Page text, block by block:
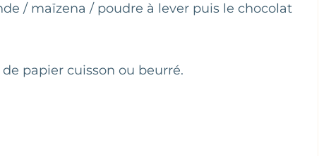
/ maïzena / poudre à lever puis le chocolat
papier cuisson ou beurré.